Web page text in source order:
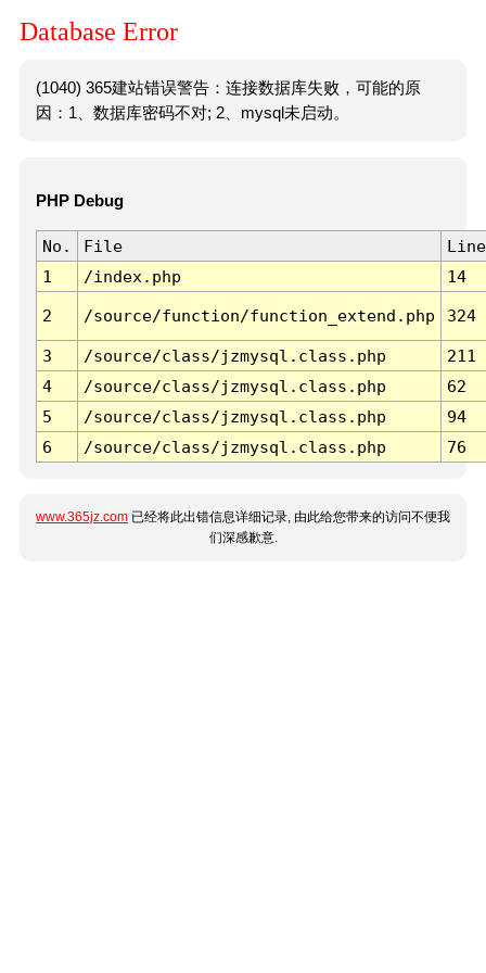
Database Error
(1040) 365建站错误警告：连接数据库失败，可能的原
因：1、数据库密码不对; 2、mysql未启动。
PHP Debug
No. File
Line
1
/index.php 14
2 /source/function/function_extend.php 324
3 /source/class/jzmysql.class.php
211
4
/source/class/jzmysql.class.php
62
5
/source/class/jzmysql.class.php
94
6
/source/class/jzmysql.class.php 76
www.365jz.com 已经将此出错信息详细记录, 由此给您带来的访问不便我
们深感歉意.